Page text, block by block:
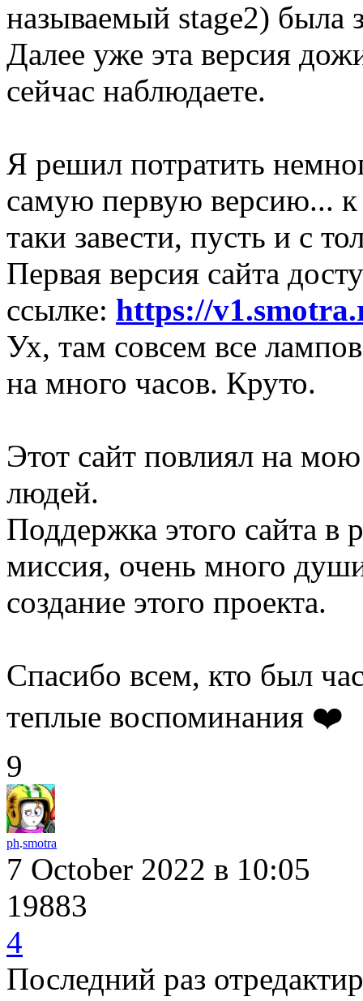
называемый stage2) была
Далее уже эта версия
сейчас наблюдаете.
Я решил потратить
самую первую версию...
таки завести, пусть и с
Первая версия сайта
ссылке: https://
Ух, там совсем все
на много часов. Круто.
Этот сайт повлиял на
людей.
Поддержка этого сайта
миссия, очень много
создание этого проекта.
Спасибо всем, кто был
теплые воспоминания ❤️
9
ph.smotra
7 October 2022 в 10:05
19883
4
Последний раз